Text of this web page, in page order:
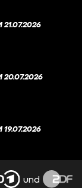
21.07.2026
20.07.2026
19.07.2026
und